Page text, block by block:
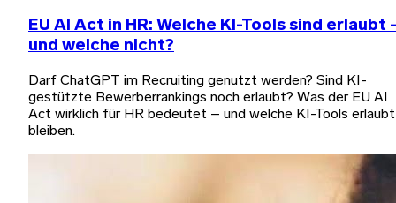
EU AI Act in HR: Welche KI-Tools sind erlaubt
und welche nicht?
Darf ChatGPT im Recruiting genutzt werden? Sind KI-
gestützte Bewerberrankings noch erlaubt? Was der EU AI
Act wirklich für HR bedeutet – und welche KI-Tools erlaubt
bleiben.